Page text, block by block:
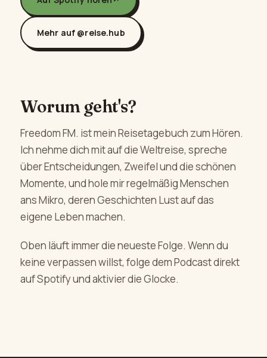
Mehr auf @reise.hub
Worum geht's?
Freedom FM. ist mein Reisetagebuch zum Hören.
Ich nehme dich mit auf die Weltreise, spreche
über Entscheidungen, Zweifel und die schönen
Momente, und hole mir regelmäßig Menschen
ans Mikro, deren Geschichten Lust auf das
eigene Leben machen.
Oben läuft immer die neueste Folge. Wenn du
keine verpassen willst, folge dem Podcast direkt
auf Spotify und aktivier die Glocke.